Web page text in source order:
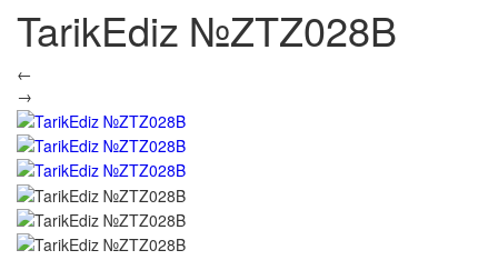
TarikEdiz №ZTZ028B
←
→